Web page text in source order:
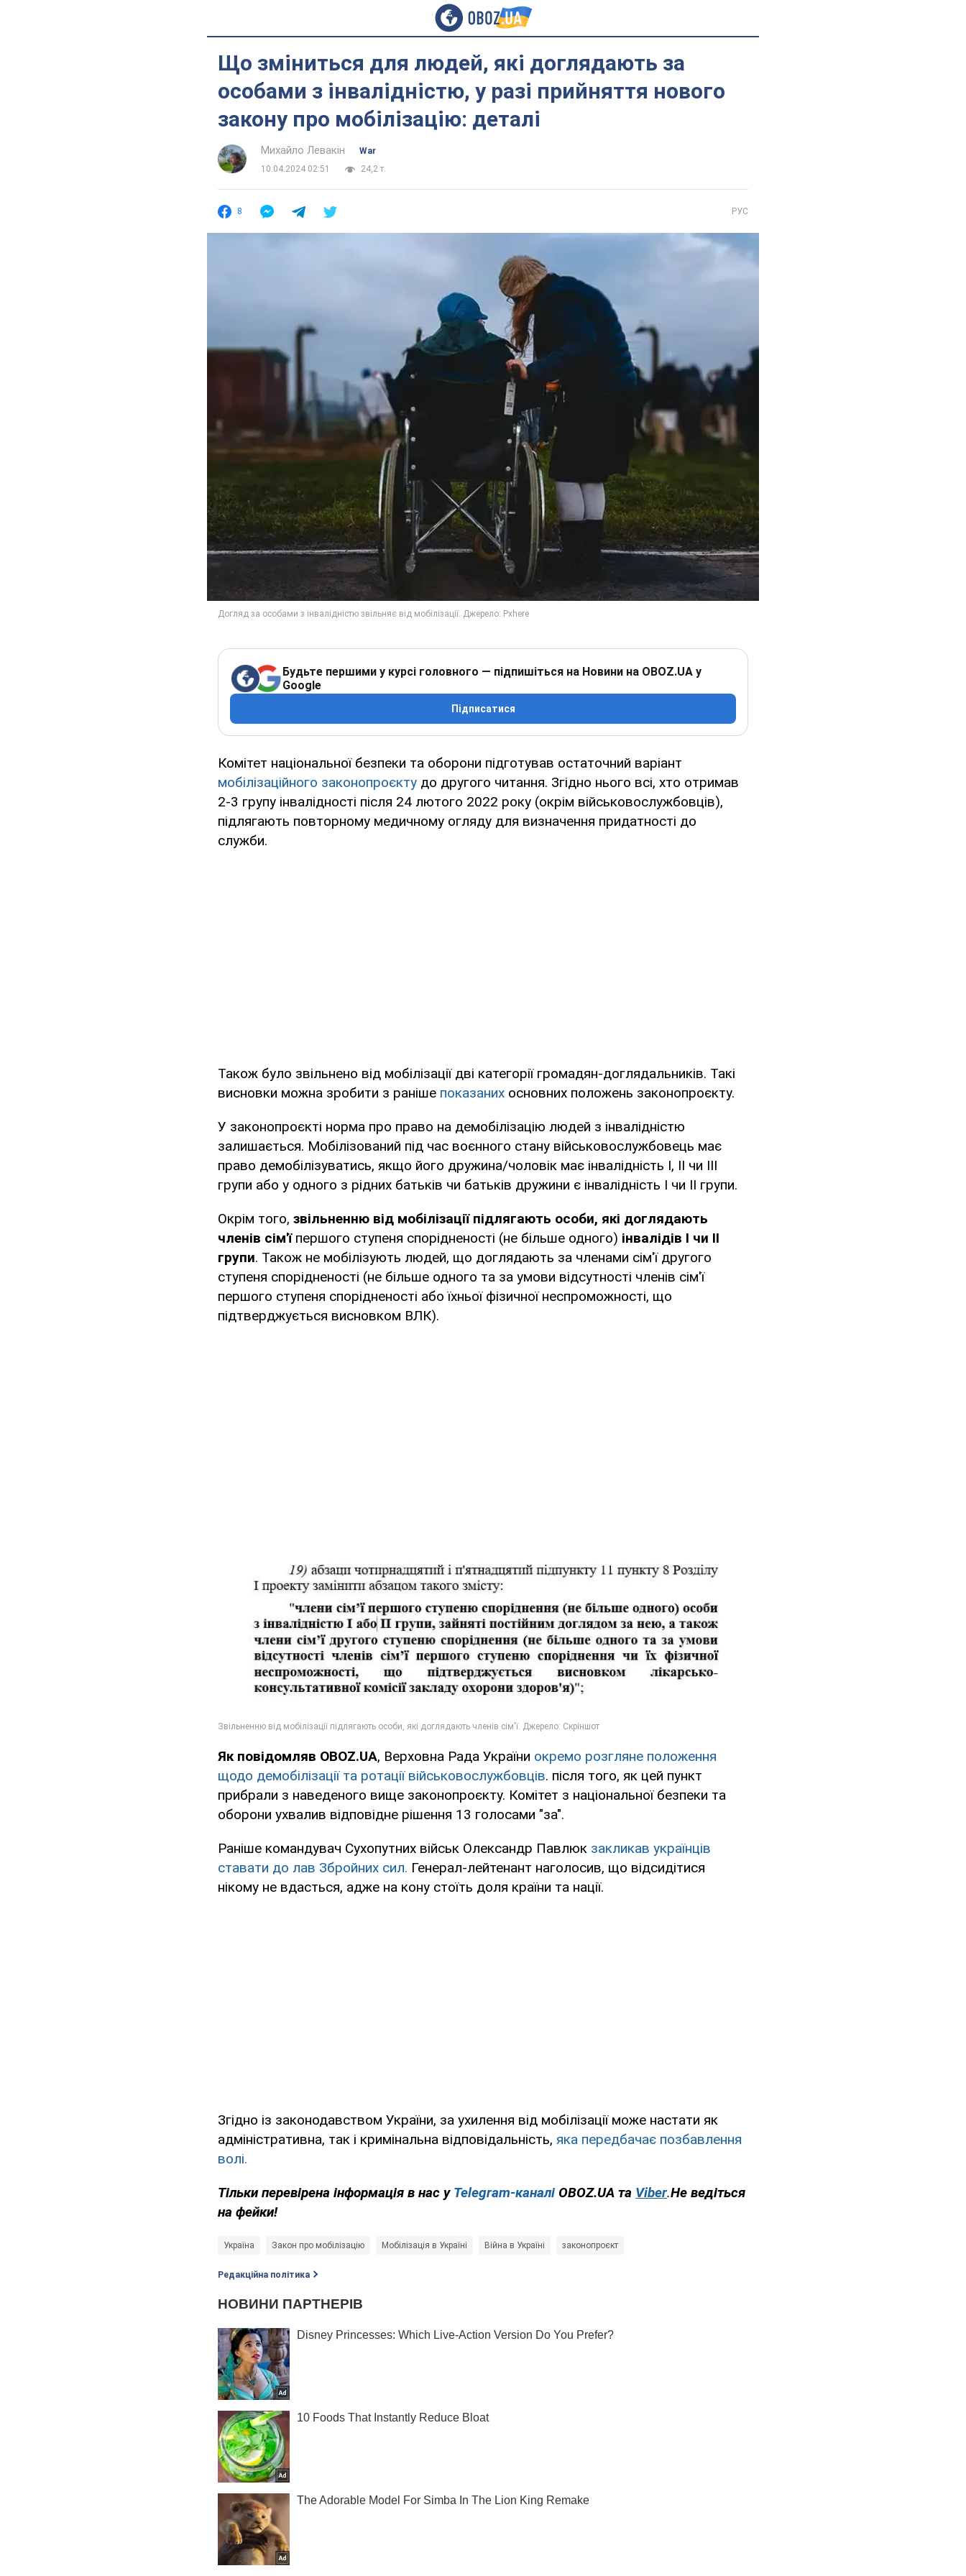
Що зміниться для людей, які доглядають за
особами з інвалідністю, у разі прийняття нового
закону про мобілізацію: деталі
Михайло Левакін
War
10.04.2024 02:51
24,2 т.
8 РУС
Будьте першими у курсі головного — підпишіться на Новини на OBOZ.UA у
Google
Підписатися
Комітет національної безпеки та оборони підготував остаточний варіант
мобілізаційного законопроєкту до другого читання. Згідно нього всі, хто отримав
2-3 групу інвалідності після 24 лютого 2022 року (окрім військовослужбовців),
підлягають повторному медичному огляду для визначення придатності до
служби.
Також було звільнено від мобілізації дві категорії громадян-доглядальників. Такі
висновки можна зробити з раніше показаних основних положень законопроєкту.
У законопроєкті норма про право на демобілізацію людей з інвалідністю
залишається. Мобілізований під час воєнного стану військовослужбовець має
право демобілізуватись, якщо його дружина/чоловік має інвалідність І, ІІ чи ІІІ
групи або у одного з рідних батьків чи батьків дружини є інвалідність І чи ІІ групи.
Окрім того, звільненню від мобілізації підлягають особи, які доглядають
членів сім'їпершого ступеня спорідненості (не більше одного) інвалідів І чи ІІ
групи. Також не мобілізують людей, що доглядають за членами сім'ї другого
ступеня спорідненості (не більше одного та за умови відсутності членів сім'ї
першого ступеня спорідненості або їхньої фізичної неспроможності, що
підтверджується висновком ВЛК).
Як повідомляв OBOZ.UA, Верховна Рада України окремо розгляне положення
щодо демобілізації та ротації військовослужбовців. після того, як цей пункт
прибрали з наведеного вище законопроєкту. Комітет з національної безпеки та
оборони ухвалив відповідне рішення 13 голосами "за".
Раніше командувач Сухопутних військ Олександр Павлюк закликав українців
ставати до лав Збройних сил. Генерал-лейтенант наголосив, що відсидітися
нікому не вдасться, адже на кону стоїть доля країни та нації.
Згідно із законодавством України, за ухилення від мобілізації може настати як
адміністративна, так і кримінальна відповідальність, яка передбачає позбавлення
волі.
Тільки перевірена інформація в нас у Telegram-каналі OBOZ.UA та Viber.Не ведіться
на фейки!
Україна Закон про мобілізацію Мобілізація в Україні Війна в Україні законопроєкт
Редакційна політика